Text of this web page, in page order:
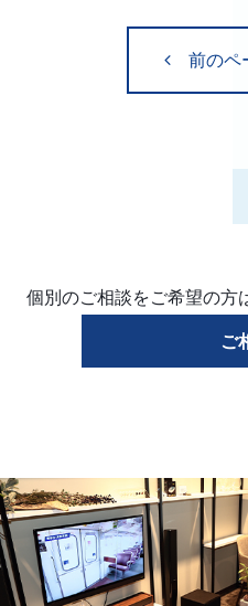
前のペ
個別のご相談をご希望の方
ご